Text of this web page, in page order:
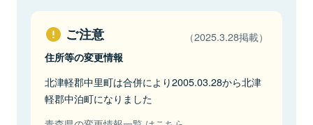
ご注意 （2025.3.28掲載）
住所等の変更情報
北津軽郡中里町は合併により2005.03.28から北津
軽郡中泊町になりました